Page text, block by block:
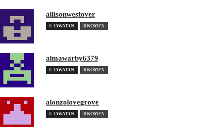
allisonwestover
0 JAWATAN 0 KOMEN
almawarby6379
0 JAWATAN 0 KOMEN
alonzolovegrove
0 JAWATAN 0 KOMEN